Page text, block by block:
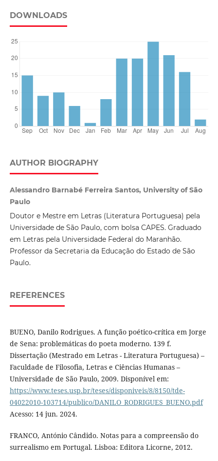
DOWNLOADS
AUTHOR BIOGRAPHY
Alessandro Barnabé Ferreira Santos, University of São
Paulo
Doutor e Mestre em Letras (Literatura Portuguesa) pela
Universidade de São Paulo, com bolsa CAPES. Graduado
em Letras pela Universidade Federal do Maranhão.
Professor da Secretaria da Educação do Estado de São
Paulo.
REFERENCES
BUENO, Danilo Rodrigues. A função poético-crítica em Jorge
de Sena: problemáticas do poeta moderno. 139 f.
Dissertação (Mestrado em Letras - Literatura Portuguesa) –
Faculdade de Filosofia, Letras e Ciências Humanas –
Universidade de São Paulo, 2009. Disponível em:
https://www.teses.usp.br/teses/disponiveis/8/8150/tde-
04022010-103714/publico/DANILO_RODRIGUES_BUENO.pdf
Acesso: 14 jun. 2024.
FRANCO, António Cândido. Notas para a compreensão do
surrealismo em Portugal. Lisboa: Editora Licorne, 2012.